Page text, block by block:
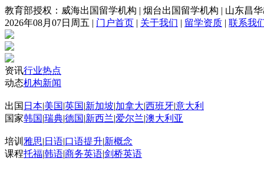
教育部授权：威海出国留学机构 | 烟台出国留学机构 | 山东昌
2026年08月07日周五 | 门户首页 | 关于我们 | 留学资质 | 联系我
资讯行业热点
动态机构新闻
出国 日本|美国|英国|新加坡|加拿大|西班牙|意大利
国家韩国|瑞典|德国|新西兰|爱尔兰|澳大利亚
培训 雅思| 日语|口语提升|新概念
课程托福|韩语|商务英语|剑桥英语